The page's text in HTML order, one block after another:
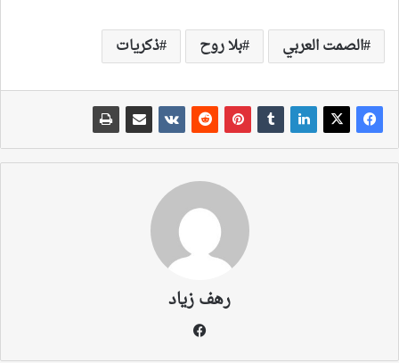
الصمت العربي بلا روح ذكريات
رهف زياد